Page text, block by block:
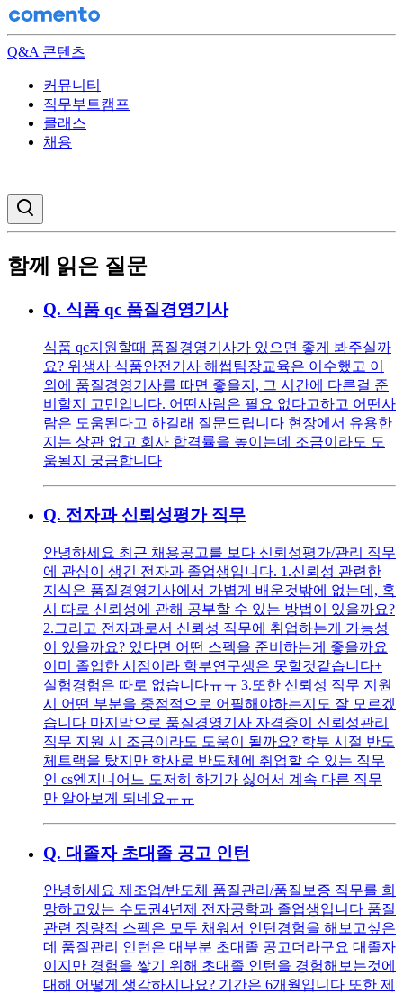
Q&A 콘텐츠
커뮤니티
직무부트캠프
클래스
채용
함께 읽은 질문
Q. 식품 qc 품질경영기사
식품 qc지원할때 품질경영기사가 있으면 좋게 봐주실까
요? 위생사 식품안전기사 해썹팀장교육은 이수했고 이
외에 품질경영기사를 따면 좋을지, 그 시간에 다른걸 준
비할지 고민입니다. 어떤사람은 필요 없다고하고 어떤사
람은 도움된다고 하길래 질문드립니다 현장에서 유용한
지는 상관 없고 회사 합격률을 높이는데 조금이라도 도
움될지 궁금합니다
Q. 전자과 신뢰성평가 직무
안녕하세요 최근 채용공고를 보다 신뢰성평가/관리 직무
에 관심이 생긴 전자과 졸업생입니다. 1.신뢰성 관련한
지식은 품질경영기사에서 가볍게 배운것밖에 없는데, 혹
시 따로 신뢰성에 관해 공부할 수 있는 방법이 있을까요?
2.그리고 전자과로서 신뢰성 직무에 취업하는게 가능성
이 있을까요? 있다면 어떤 스펙을 준비하는게 좋을까요
이미 졸업한 시점이라 학부연구생은 못할것같습니다+
실험경험은 따로 없습니다ㅠㅠ 3.또한 신뢰성 직무 지원
시 어떤 부분을 중점적으로 어필해야하는지도 잘 모르겠
습니다 마지막으로 품질경영기사 자격증이 신뢰성관리
직무 지원 시 조금이라도 도움이 될까요? 학부 시절 반도
체트랙을 탔지만 학사로 반도체에 취업할 수 있는 직무
인 cs엔지니어느 도저히 하기가 싫어서 계속 다른 직무
만 알아보게 되네요ㅠㅠ
Q. 대졸자 초대졸 공고 인턴
안녕하세요 제조업/반도체 품질관리/품질보증 직무를 희
망하고있는 수도권4년제 전자공학과 졸업생입니다 품질
관련 정량적 스펙은 모두 채워서 인턴경험을 해보고싶은
데 품질관리 인턴은 대부분 초대졸 공고더라구요 대졸자
이지만 경험을 쌓기 위해 초대졸 인턴을 경험해보는것에
대해 어떻게 생각하시나요? 기간은 6개월입니다 또한 제